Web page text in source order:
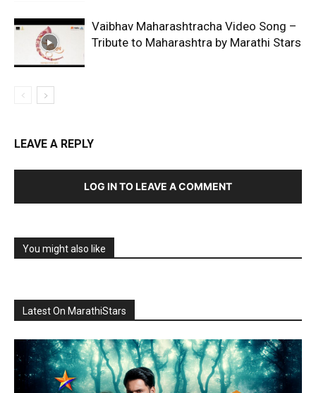
Vaibhav Maharashtracha Video Song –
Tribute to Maharashtra by Marathi Stars
LEAVE A REPLY
LOG IN TO LEAVE A COMMENT
You might also like
Latest On MarathiStars